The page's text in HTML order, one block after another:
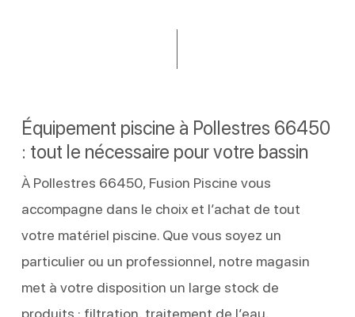
Équipement piscine à Pollestres 66450
: tout le nécessaire pour votre bassin
À Pollestres 66450, Fusion Piscine vous
accompagne dans le choix et l’achat de tout
votre matériel piscine. Que vous soyez un
particulier ou un professionnel, notre magasin
met à votre disposition un large stock de
produits : filtration, traitement de l’eau,